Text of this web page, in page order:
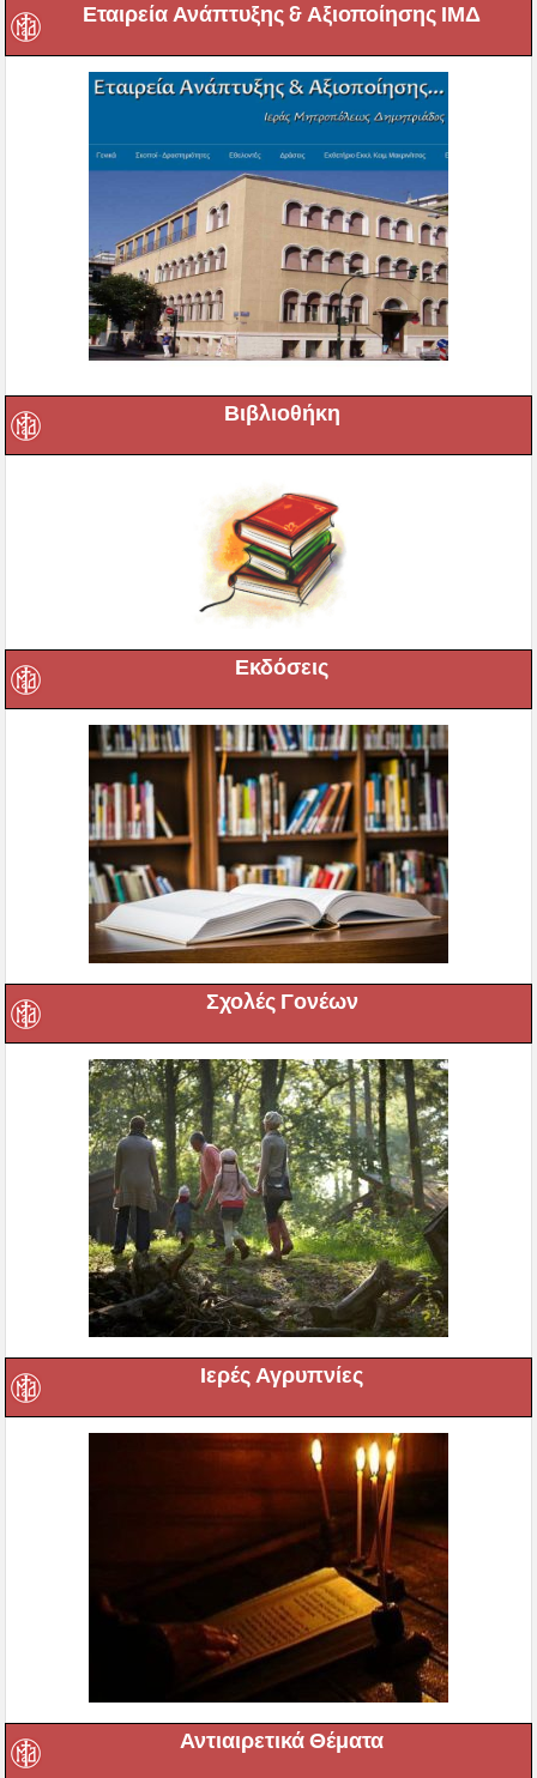
Εταιρεία Ανάπτυξης & Αξιοποίησης ΙΜΔ
Βιβλιοθήκη
Εκδόσεις
Σχολές Γονέων
Ιερές Αγρυπνίες
Αντιαιρετικά Θέματα